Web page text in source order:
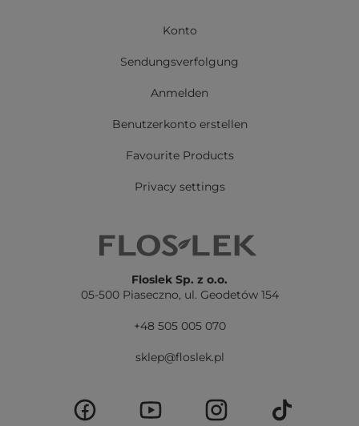
Konto
Sendungsverfolgung
Anmelden
Benutzerkonto erstellen
Favourite Products
Privacy settings
Floslek Sp. z o.o.
05-500 Piaseczno, ul. Geodetów 154
+48 505 005 070
sklep@floslek.pl